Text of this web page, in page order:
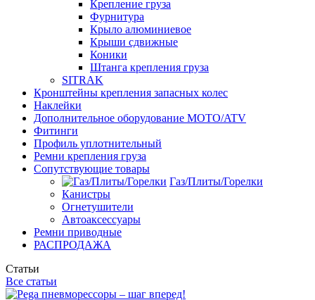
Крепление груза
Фурнитура
Крыло алюминиевое
Крыши сдвижные
Коники
Штанга крепления груза
SITRAK
Кронштейны крепления запасных колес
Наклейки
Дополнительное оборудование MOTO/ATV
Фитинги
Профиль уплотнительный
Ремни крепления груза
Сопутствующие товары
Газ/Плиты/Горелки
Канистры
Огнетушители
Автоаксессуары
Ремни приводные
РАСПРОДАЖА
Статьи
Все статьи